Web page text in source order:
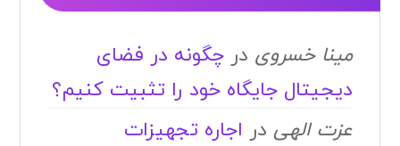
مینا خسروی درچگونه در فضای
دیجیتال جایگاه خود را تثبیت کنیم؟
عزت الهی در اجاره تجهیزات